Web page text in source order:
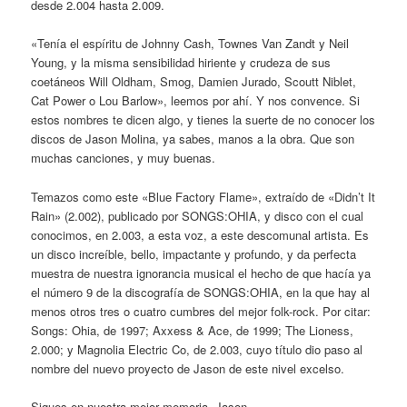
desde 2.004 hasta 2.009.
«Tenía el espíritu de Johnny Cash, Townes Van Zandt y Neil
Young, y la misma sensibilidad hiriente y crudeza de sus
coetáneos Will Oldham, Smog, Damien Jurado, Scoutt Niblet,
Cat Power o Lou Barlow», leemos por ahí. Y nos convence. Si
estos nombres te dicen algo, y tienes la suerte de no conocer los
discos de Jason Molina, ya sabes, manos a la obra. Que son
muchas canciones, y muy buenas.
Temazos como este «Blue Factory Flame», extraído de «Didn’t It
Rain» (2.002), publicado por SONGS:OHIA, y disco con el cual
conocimos, en 2.003, a esta voz, a este descomunal artista. Es
un disco increíble, bello, impactante y profundo, y da perfecta
muestra de nuestra ignorancia musical el hecho de que hacía ya
el número 9 de la discografía de SONGS:OHIA, en la que hay al
menos otros tres o cuatro cumbres del mejor folk-rock. Por citar:
Songs: Ohia, de 1997; Axxess & Ace, de 1999; The Lioness,
2.000; y Magnolia Electric Co, de 2.003, cuyo título dio paso al
nombre del nuevo proyecto de Jason de este nivel excelso.